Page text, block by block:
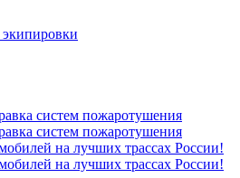
систем пожаротушения
систем пожаротушения
на лучших трассах России!
на лучших трассах России!